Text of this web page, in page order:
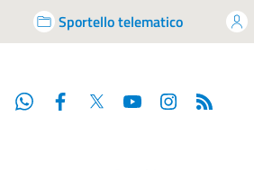
Sportello telematico
WhatsappFacebook
Twitter YouTube